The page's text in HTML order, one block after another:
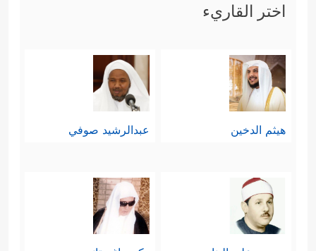
اختر القاريء
هيثم الدخين عبدالرشيد صوفي